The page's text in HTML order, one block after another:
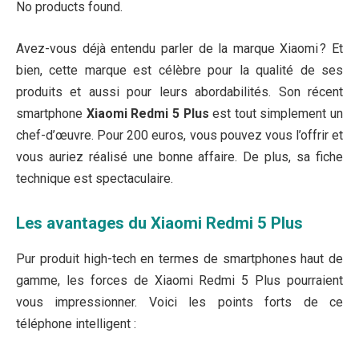
No products found.
Avez-vous déjà entendu parler de la marque Xiaomi ? Et
bien, cette marque est célèbre pour la qualité de ses
produits et aussi pour leurs abordabilités. Son récent
smartphone Xiaomi Redmi 5 Plus est tout simplement un
chef-d’œuvre. Pour 200 euros, vous pouvez vous l’offrir et
vous auriez réalisé une bonne affaire. De plus, sa fiche
technique est spectaculaire.
Les avantages du Xiaomi Redmi 5 Plus
Pur produit high-tech en termes de smartphones haut de
gamme, les forces de Xiaomi Redmi 5 Plus pourraient
vous impressionner. Voici les points forts de ce
téléphone intelligent :